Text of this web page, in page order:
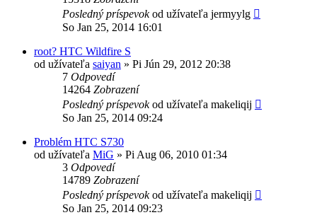
Posledný príspevokod užívateľa jermyylg
So Jan 25, 2014 16:01
root? HTC Wildfire S
od užívateľa saiyan » Pi Jún 29, 2012 20:38
7 Odpovedí
14264 Zobrazení
Posledný príspevokod užívateľa makeliqij
So Jan 25, 2014 09:24
Problém HTC S730
od užívateľa MiG » Pi Aug 06, 2010 01:34
3 Odpovedí
14789 Zobrazení
Posledný príspevokod užívateľa makeliqij
So Jan 25, 2014 09:23